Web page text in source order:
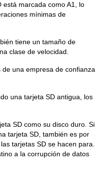
está marcada como A1, lo
mínimas de
tiene un tamaño de
clase de velocidad.
una empresa de confianza
una tarjeta SD antigua, los
SD como su disco duro. Si
tarjeta SD, también es por
tarjetas SD se hacen para.
a la corrupción de datos